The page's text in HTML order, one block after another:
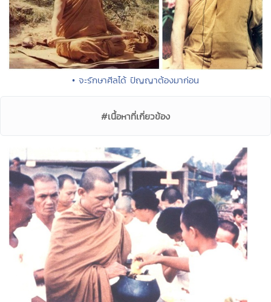
• จะรักษาศีลได้ ปัญญาต้องมาก่อน
#เนื้อหาที่เกี่ยวข้อง